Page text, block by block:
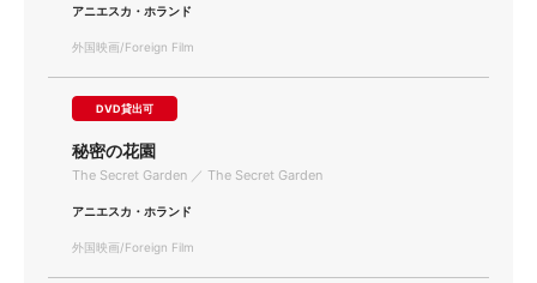
アニエスカ・ホランド
外国映画/Foreign Film
DVD貸出可
秘密の花園
The Secret Garden ／ The Secret Garden
アニエスカ・ホランド
外国映画/Foreign Film